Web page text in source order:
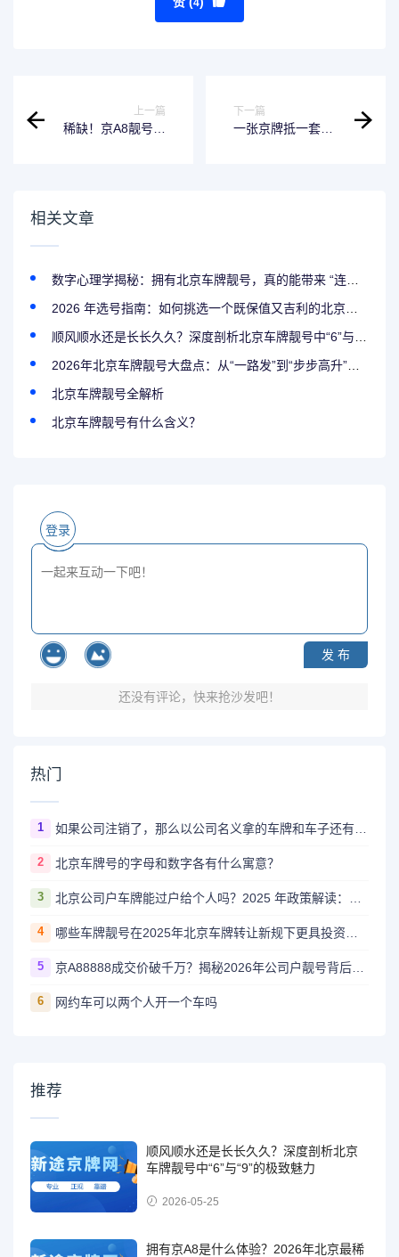
上一篇
稀缺！京A8靓号，
下一篇
一张京牌抵一套
相关文章
数字心理学揭秘：拥有北京车牌靓号，真的能带来 “连连好运” 的心理暗示吗？
2026 年选号指南：如何挑选一个既保值又吉利的北京车牌靓号
顺风顺水还是长长久久？深度剖析北京车牌靓号中“6”与“9”的极致魅力
2026年北京车牌靓号大盘点：从“一路发”到“步步高升”，哪些组合最旺运？
北京车牌靓号全解析
北京车牌靓号有什么含义？
登录
发 布
还没有评论，快来抢沙发吧！
热门
1 如果公司注销了，那么以公司名义拿的车牌和车子还有用吗？怎么处理？
2 北京车牌号的字母和数字各有什么寓意？
3
4
5 京A88888成交价破千万？揭秘2026年公司户靓号背后的财富逻辑
6 网约车可以两个人开一个车吗
推荐
顺风顺水还是长长久久？深度剖析北京
车牌靓号中“6”与“9”的极致魅力
2026-05-25
拥有京A8是什么体验？2026年北京最稀